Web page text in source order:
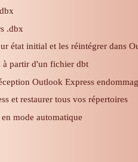
.dbx
état initial et les réintégrer dans
à partir d'un fichier dbt
Outlook Express
et restaurer tous vos répertoires
mode automatique